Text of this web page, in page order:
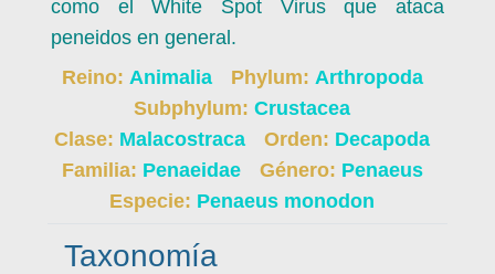
como el White Spot Virus que ataca
peneidos en general.
Reino: Animalia Phylum: Arthropoda
Subphylum: Crustacea
Clase: Malacostraca Orden: Decapoda
Familia: Penaeidae Género: Penaeus
Especie: Penaeus monodon
Taxonomía